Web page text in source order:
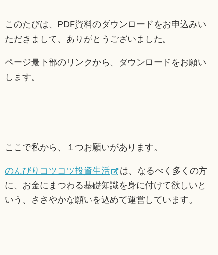
このたびは、PDF資料のダウンロードをお申込みい
ただきまして、ありがとうございました。
ページ最下部のリンクから、ダウンロードをお願い
します。
ここで私から、１つお願いがあります。
のんびりコツコツ投資生活
は、なるべく多くの方
に、お金にまつわる基礎知識を身に付けて欲しいと
いう、ささやかな願いを込めて運営しています。